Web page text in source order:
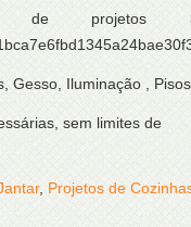
de
Iluminação ,
sem limites de
, Projetos de